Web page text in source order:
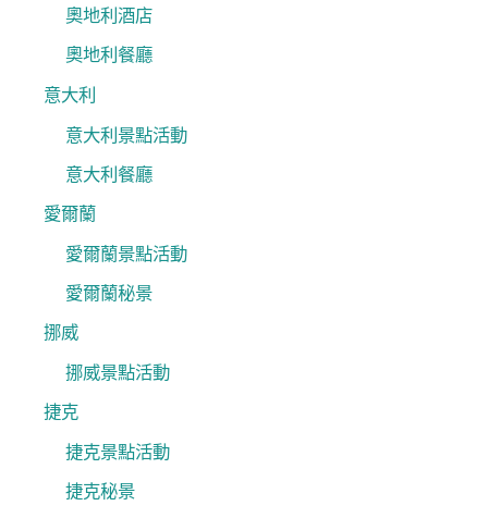
奧地利酒店
奧地利餐廳
意大利
意大利景點活動
意大利餐廳
愛爾蘭
愛爾蘭景點活動
愛爾蘭秘景
挪威
挪威景點活動
捷克
捷克景點活動
捷克秘景